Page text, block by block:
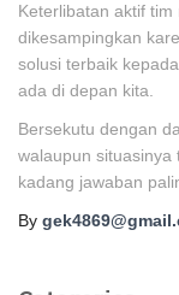
Keterlibatan aktif
dikesampingkan
solusi terbaik
ada di depan kita.
Bersekutu dengan
walaupun
kadang jawaban
By